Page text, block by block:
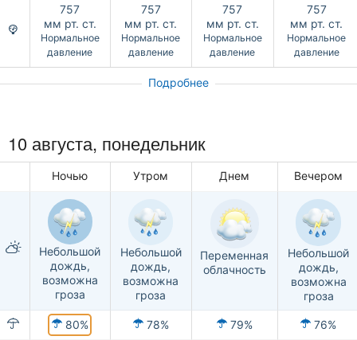
757
мм рт. ст.
Нормальное
давление
757
мм рт. ст.
Нормальное
давление
757
мм рт. ст.
Нормальное
давление
757
мм рт. ст.
Нормальное
давление
Подробнее
10 августа, понедельник
Ночью Утром Днем Вечером
Небольшой
дождь,
возможна
гроза
Небольшой
дождь,
возможна
гроза
Переменная
облачность
Небольшой
дождь,
возможна
гроза
80% 78% 79% 76%